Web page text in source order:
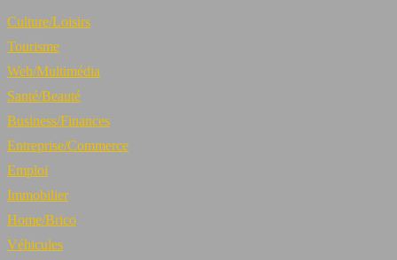
Culture/Loisirs
Tourisme
Web/Multimédia
Santé/Beauté
Business/Finances
Entreprise/Commerce
Emploi
Immobilier
Home/Brico
Véhicules